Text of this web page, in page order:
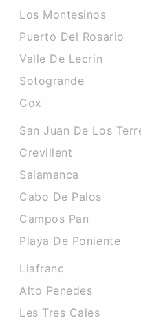
Los Montesinos
Puerto Del Rosario
Valle De Lecrin
Sotogrande
Cox
San Juan De Los
Crevillent
Salamanca
Cabo De Palos
Campos Pan
Playa De Poniente
Llafranc
Alto Penedes
Les Tres Cales